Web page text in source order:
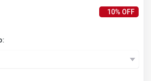
10% OFF